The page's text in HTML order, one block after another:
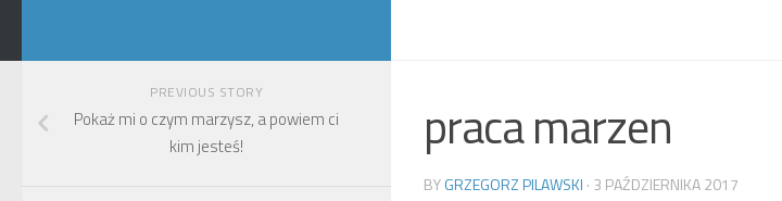
praca marzen
BYGRZEGORZ PILAWSKI · 3 PAŹDZIERNIKA 2017
PREVIOUS STORY
Pokaż mi o czym marzysz, a powiem ci
kim jesteś!